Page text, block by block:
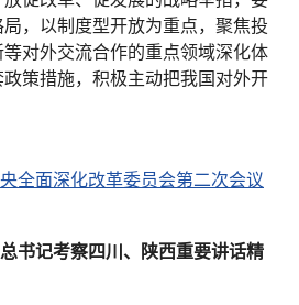
，以制度型开放为重点，聚焦投
对外交流合作的重点领域深化体
策措施，积极主动把我国对外开
全面深化改革委员会第二次会议
总书记考察四川、陕西重要讲话精